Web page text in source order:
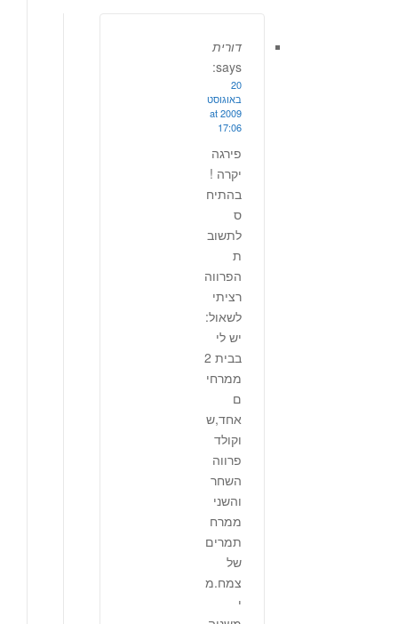
דורית
says:
20
באוגוסט
2009 at
17:06
פירגה
יקרה !
בהתיח
ס
לתשוב
ת
הפרווה
רציתי
לשאול:
יש לי
בבית 2
ממרחי
ם
אחד,ש
וקולד
פרווה
השחר
והשני
ממרח
תמרים
של
צמח.מ
י